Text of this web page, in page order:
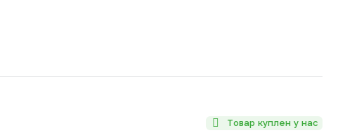
Товар куплен у нас